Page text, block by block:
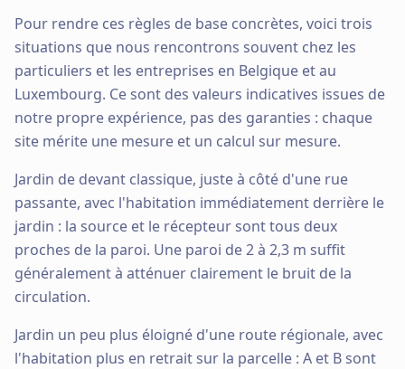
Pour rendre ces règles de base concrètes, voici trois
situations que nous rencontrons souvent chez les
particuliers et les entreprises en Belgique et au
Luxembourg. Ce sont des valeurs indicatives issues de
notre propre expérience, pas des garanties : chaque
site mérite une mesure et un calcul sur mesure.
Jardin de devant classique, juste à côté d'une rue
passante, avec l'habitation immédiatement derrière le
jardin : la source et le récepteur sont tous deux
proches de la paroi. Une paroi de 2 à 2,3 m suffit
généralement à atténuer clairement le bruit de la
circulation.
Jardin un peu plus éloigné d'une route régionale, avec
l'habitation plus en retrait sur la parcelle : A et B sont